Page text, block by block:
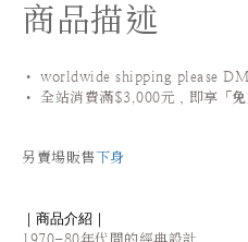
商品描述
• worldwide shipping please
• 全站消費滿$3,000元，即享「
另賣場販售下身
｜商品介紹｜